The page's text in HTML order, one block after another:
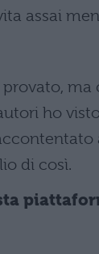
assai
ho
di così.